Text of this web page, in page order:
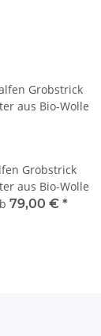
Grobstrick
aus Bio-Wolle
79,00 € *